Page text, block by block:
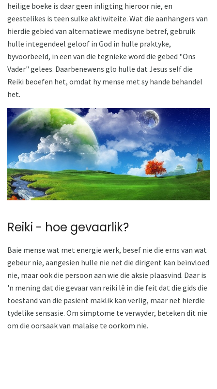
heilige boeke is daar geen inligting hieroor nie, en
geestelikes is teen sulke aktiwiteite. Wat die aanhangers van
hierdie gebied van alternatiewe medisyne betref, gebruik
hulle integendeel geloof in God in hulle praktyke,
byvoorbeeld, in een van die tegnieke word die gebed "Ons
Vader" gelees. Daarbenewens glo hulle dat Jesus self die
Reiki beoefen het, omdat hy mense met sy hande behandel
het.
Reiki - hoe gevaarlik?
Baie mense wat met energie werk, besef nie die erns van wat
gebeur nie, aangesien hulle nie net die dirigent kan beïnvloed
nie, maar ook die persoon aan wie die aksie plaasvind. Daar is
'n mening dat die gevaar van reiki lê in die feit dat die gids die
toestand van die pasiënt maklik kan verlig, maar net hierdie
tydelike sensasie. Om simptome te verwyder, beteken dit nie
om die oorsaak van malaise te oorkom nie.